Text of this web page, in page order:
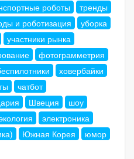
роботы
тренды
и роботизация
уборка
участники рынка
фотограмметрия
ховербайки
чатбот
Швеция
шоу
электроника
Южная Корея
юмор